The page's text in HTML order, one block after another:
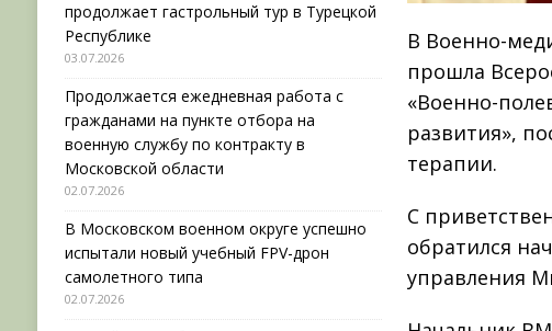
В Военно-
прошла
«Военно-
развития»,
терапии.
С
обратился
управления
продолжает гастрольный тур в Турецкой
Республике
03.07.2026
Продолжается ежедневная работа с
гражданами на пункте отбора на
военную службу по контракту в
Московской области
02.07.2026
В Московском военном округе успешно
испытали новый учебный FPV-дрон
самолетного типа
02.07.2026